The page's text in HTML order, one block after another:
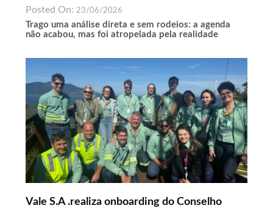
Posted On: 23/06/2026
Trago uma análise direta e sem rodeios: a agenda
não acabou, mas foi atropelada pela realidade
Vale S.A .realiza onboarding do Conselho